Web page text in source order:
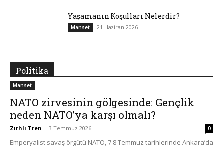
Yaşamanın Koşulları Nelerdir?
Manset 21 Haziran 2026
Politika
Manset
NATO zirvesinin gölgesinde: Gençlik
neden NATO’ya karşı olmalı?
Zırhlı Tren - 3 Temmuz 2026 0
Emperyalist savaş örgütü NATO, 7-8 Temmuz tarihlerinde Ankara’da